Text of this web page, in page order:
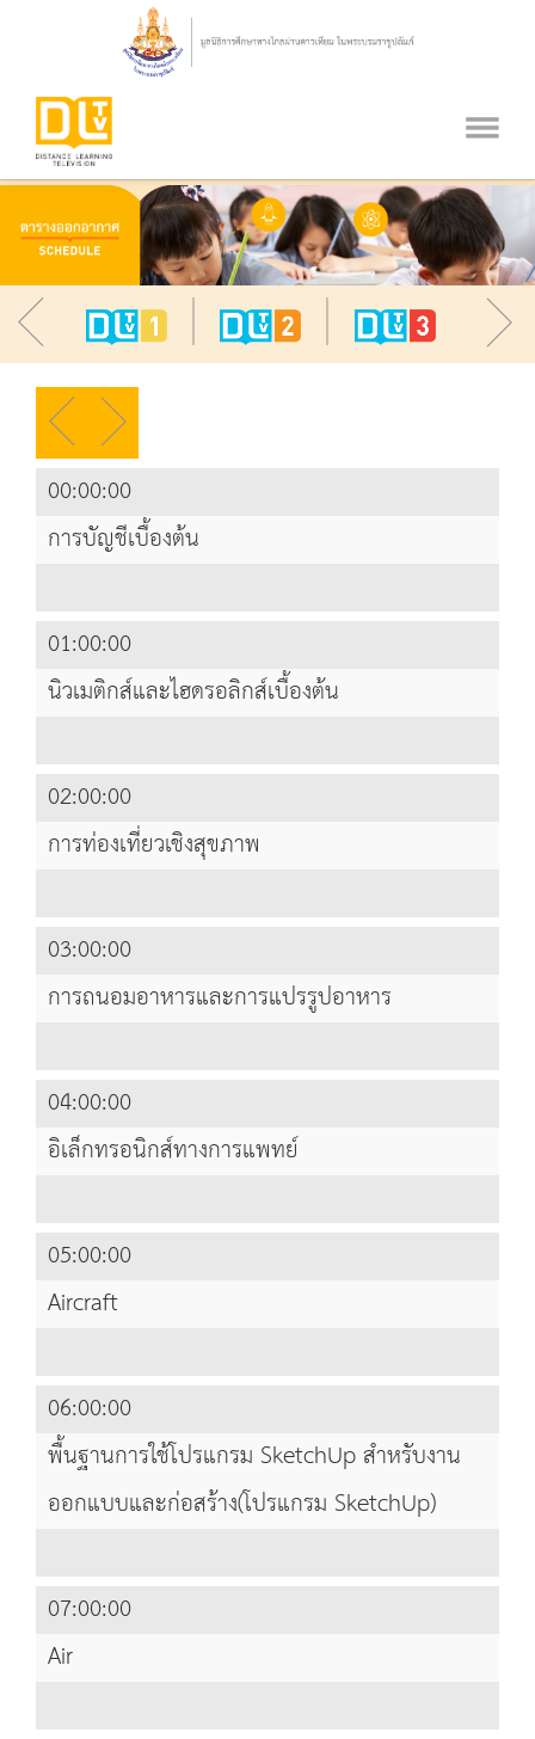
00:00:00
การบัญชีเบื้องต้น
01:00:00
นิวเมติกส์และไฮดรอลิกส์เบื้องต้น
02:00:00
การท่องเที่ยวเชิงสุขภาพ
03:00:00
การถนอมอาหารและการแปรรูปอาหาร
04:00:00
อิเล็กทรอนิกส์ทางการแพทย์
05:00:00
Aircraft
06:00:00
พื้นฐานการใช้โปรแกรม SketchUp สำหรับงาน
ออกแบบและก่อสร้าง(โปรแกรม SketchUp)
07:00:00
Air